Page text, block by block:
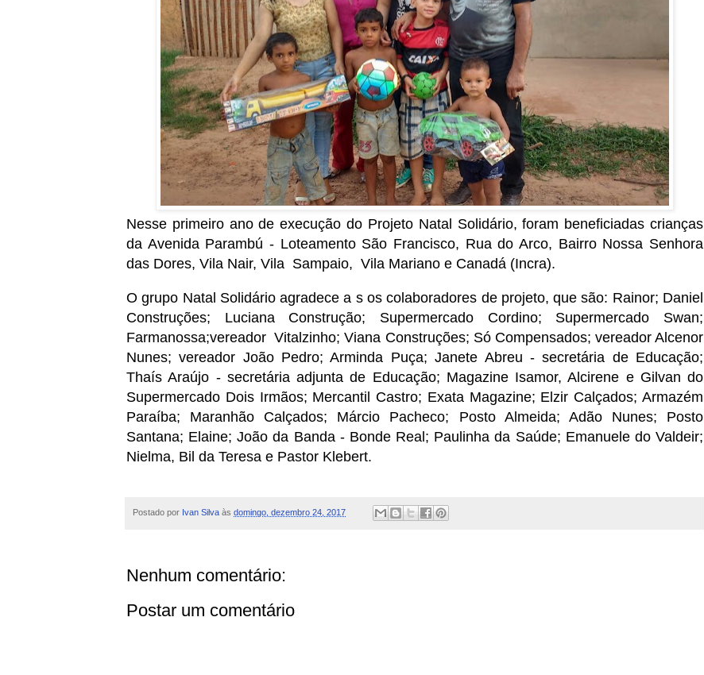
Nesse primeiro ano de execução do Projeto Natal Solidário, foram beneficiadas crianças
da Avenida Parambú - Loteamento São Francisco, Rua do Arco, Bairro Nossa Senhora
das Dores, Vila Nair, Vila Sampaio, Vila Mariano e Canadá (Incra).
O grupo Natal Solidário agradece a s os colaboradores de projeto, que são: Rainor; Daniel
Construções; Luciana Construção; Supermercado Cordino; Supermercado Swan;
Farmanossa;vereador Vitalzinho; Viana Construções; Só Compensados; vereador Alcenor
Nunes; vereador João Pedro; Arminda Puça; Janete Abreu - secretária de Educação;
Thaís Araújo - secretária adjunta de Educação; Magazine Isamor, Alcirene e Gilvan do
Supermercado Dois Irmãos; Mercantil Castro; Exata Magazine; Elzir Calçados; Armazém
Paraíba; Maranhão Calçados; Márcio Pacheco; Posto Almeida; Adão Nunes; Posto
Santana; Elaine; João da Banda - Bonde Real; Paulinha da Saúde; Emanuele do Valdeir;
Nielma, Bil da Teresa e Pastor Klebert.
Postado por Ivan Silva às domingo, dezembro 24, 2017
Nenhum comentário:
Postar um comentário